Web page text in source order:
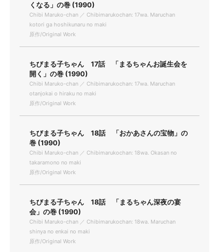
くなる」の巻 (1990)
Chibi Maruko-chan ／ Chibimarukochan: 17wa. Maruchan
kotori ga hoshikunaru no maki
原作/Original Work
ちびまる子ちゃん 17話 「まるちゃんお誕生会を
開く」の巻 (1990)
Chibi Maruko-chan ／ Chibimarukochan: 17wa. Maruchan
otanjokai o hiraku no maki
原作/Original Work
ちびまる子ちゃん 18話 「おかあさんの宝物」の
巻 (1990)
Chibi Maruko-chan ／ Chibimarukochan: 18wa. Okasan no
takaramono no maki
原作/Original Work
ちびまる子ちゃん 18話 「まるちゃん深夜の宴
会」の巻 (1990)
Chibi Maruko-chan ／ Chibimarukochan: 18wa. Maruchan
shinya no enkai no maki
原作/Original Work